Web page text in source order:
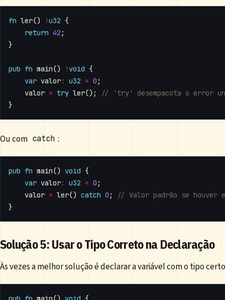
fn ler() !u32 {
return 42 ;
}
pub fn main() ! void {
var valor: u32 = 0 ;
valor = try ler();
}
Ou com catch :
pub fn main() void {
var valor: u32 = 0 ;
valor = ler() catch 0 ;
}
Solução 5: Usar o Tipo Correto na Declaração
Às vezes a melhor solução é declarar a variável com o tipo